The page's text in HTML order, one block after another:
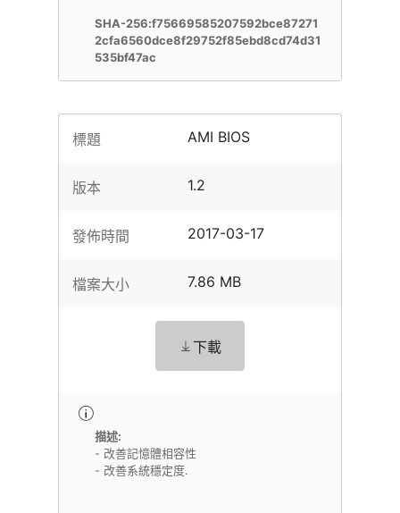
SHA-256:f75669585207592bce87271
2cfa6560dce8f29752f85ebd8cd74d31
535bf47ac
標題 AMI BIOS
版本 1.2
發佈時間 2017-03-17
檔案大小 7.86 MB
下載
描述:
- 改善記憶體相容性
- 改善系統穩定度.